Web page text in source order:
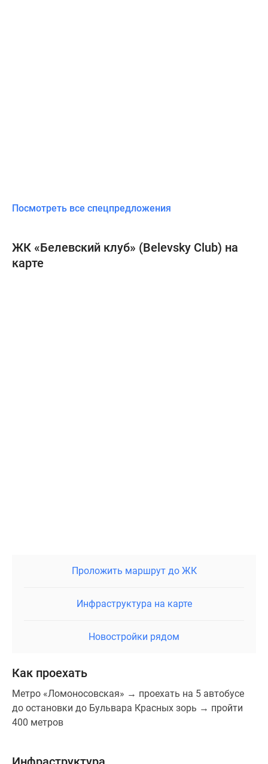
Посмотреть все спецпредложения
ЖК «Белевский клуб» (Belevsky Club) на
карте
Проложить маршрут до ЖК
Инфраструктура на карте
Новостройки рядом
Как проехать
Метро «Ломоносовская» → проехать на 5 автобусе
до остановки до Бульвара Красных зорь → пройти
400 метров